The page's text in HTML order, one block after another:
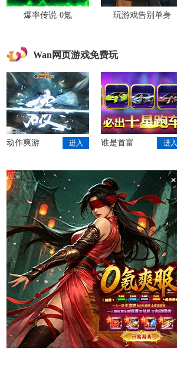
爆率传说·0氪 玩游戏告别单身
Wan网页游戏免费玩
动作爽游 进入 谁是首富 进入
×